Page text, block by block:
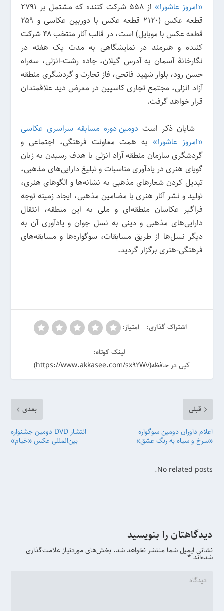
«امروز عاشورا»
از ۵۵۸ شرکت کننده که مشتمل بر ۲۷۹۱
قطعه عکس (۲۱۲۰ قطعه عکس با دوربین عکاسی و ۲۵۹
قطعه عکس با موبایل) است، در قالب آثار منتخب ۴۸ شرکت
کننده و هنرمند در نمایشگاهی به مدت یک هفته در
نگارخانهٔ آسمان به آدرس گیلان، جاده رشت-انزلی، سه‌راه
حسن رود، بلوار شهید فاتحی، فاز تجارت و گردشگری منطقه
آزاد انزلی، مجتمع تجاری کاسپین در معرض دید علاقمندان
قرار خواهد گرفت.
شایان ذکر است دومین دوره مسابقه سراسری عکاسی
«امروز عاشورا» به همت معاونت فرهنگی، اجتماعی و
گردشگری سازمان منطقه آزاد انزلی با هدف رسیدن به زبان
گویای هنری در یادآوری مناسبات و تبلیغ دارایی‌های مذهبی،
تبدیل کردن شعارهای مذهبی به نشانه‌ها و الگوهای هنری،
تولید و نشر آثار هنری با مضامین مذهبی، ایجاد زمینه توجه
فراگیر عکاسان منطقه‌ای و ملی به این منطقه، انتقال
دارایی‌های مذهبی و دینی به نسل جوان و یادآوری آن به
دیگر نسل‌ها از طریق مسابقات، سوگواره‌ها و مسابقه‌های
فرهنگی-هنری برگزار گردید.
اشتراک گذاری: امتیاز:
لینک کوتاه:
کپی در حافظه(https://www.akkasee.com/sx92Wv)
قبلی
اعلام داوران دومین سوگواره
«سرخ و سیاه به رنگ عشق»
بعدی
انتشار DVD دومین جشنواره
بین‌المللی عکس «خیام»
No related posts.
دیدگاهتان را بنویسید
نشانی ایمیل شما منتشر نخواهد شد. بخش‌های موردنیاز علامت‌گذاری
شده‌اند*